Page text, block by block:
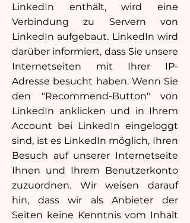
LinkedIn enthält, wird eine
Verbindung zu Servern von
LinkedIn aufgebaut. LinkedIn wird
darüber informiert, dass Sie unsere
Internetseiten mit Ihrer IP-
Adresse besucht haben. Wenn Sie
den "Recommend-Button" von
LinkedIn anklicken und in Ihrem
Account bei LinkedIn eingeloggt
sind, ist es LinkedIn möglich, Ihren
Besuch auf unserer Internetseite
Ihnen und Ihrem Benutzerkonto
zuzuordnen. Wir weisen darauf
hin, dass wir als Anbieter der
Seiten keine Kenntnis vom Inhalt